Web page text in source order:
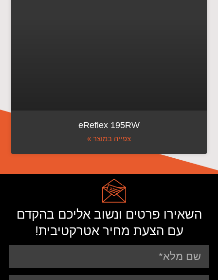
eReflex 195RW
צפייה במוצר »
השאירו פרטים ונשוב אליכם בהקדם
עם הצעת מחיר אטרקטיבית!